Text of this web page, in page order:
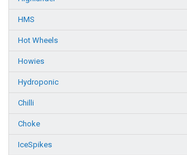
HMS
Hot Wheels
Howies
Hydroponic
Chilli
Choke
IceSpikes